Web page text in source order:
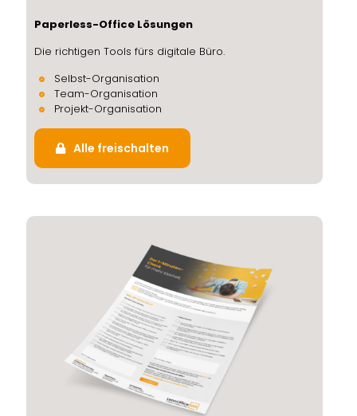
Paperless-Office Lösungen
Die richtigen Tools fürs digitale Büro.
Selbst-Organisation
Team-Organisation
Projekt-Organisation
Alle freischalten